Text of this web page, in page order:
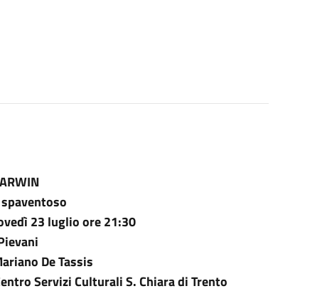
23 luglio ore 21:30
De Tassis
Servizi Culturali S. Chiara di Trento